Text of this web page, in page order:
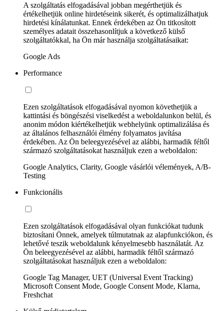
A szolgáltatás elfogadásával jobban megérthetjük és
értékelhetjük online hirdetéseink sikerét, és optimalizálhatjuk
hirdetési kínálatunkat. Ennek érdekében az Ön titkosított
személyes adatait összehasonlítjuk a következő külső
szolgáltatókkal, ha Ön már használja szolgáltatásaikat:
Google Ads
Performance
Ezen szolgáltatások elfogadásával nyomon követhetjük a
kattintási és böngészési viselkedést a weboldalunkon belül, és
anonim módon kiértékelhetjük webhelyünk optimalizálása és
az általános felhasználói élmény folyamatos javítása
érdekében. Az Ön beleegyezésével az alábbi, harmadik féltől
származó szolgáltatásokat használjuk ezen a weboldalon:
Google Analytics, Clarity, Google vásárlói vélemények, A/B-
Testing
Funkcionális
Ezen szolgáltatások elfogadásával olyan funkciókat tudunk
biztosítani Önnek, amelyek túlmutatnak az alapfunkciókon, és
lehetővé teszik weboldalunk kényelmesebb használatát. Az
Ön beleegyezésével az alábbi, harmadik féltől származó
szolgáltatásokat használjuk ezen a weboldalon:
Google Tag Manager, UET (Universal Event Tracking)
Microsoft Consent Mode, Google Consent Mode, Klarna,
Freshchat